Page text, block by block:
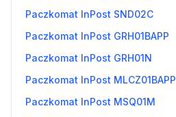
Paczkomat InPost SND02C
Paczkomat InPost GRH01BAPP
Paczkomat InPost GRH01N
Paczkomat InPost MLCZ01BAPP
Paczkomat InPost MSQ01M